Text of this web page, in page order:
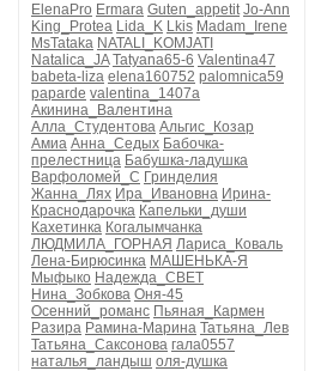
ElenaPro Ermara Guten_appetit Jo-Ann
King_Protea Lida_K Lkis Madam_Irene
MsTataka NATALI_KOMJATI
Natalica_JA Tatyana65-6 Valentina47
babeta-liza elena160752 palomnica59
paparde valentina_1407a
Акинина_Валентина
Алла_Студентова Альгис_Козар
Амиа Анна_Седых Бабочка-
прелестница Бабушка-ладушка
Варфоломей_С Гринделия
Жанна_Лях Ира_Ивановна Ирина-
Краснодарочка Капельки_души
Кахетинка Когалымчанка
ЛЮДМИЛА_ГОРНАЯ Лариса_Коваль
Лена-Бирюсинка МАШЕНЬКА-Я
Мыфыко Надежда_СВЕТ
Нина_Зобкова Оня-45
Осенний_романс Пьяная_Кармен
Разира Рамина-Марина Татьяна_Лев
Татьяна_Саксонова гала0557
наталья_ландыш оля-душка